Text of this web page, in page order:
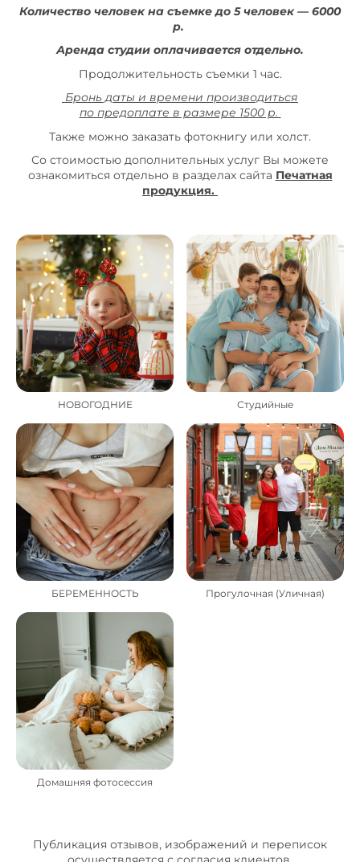
Количество человек на съемке до 5 человек — 6000
р.
Аренда студии оплачивается отдельно.
Продолжительность съемки 1 час.
Бронь даты и времени производиться
по предоплате в размере 1500 р.
Также можно заказать фотокнигу или холст.
Со стоимостью дополнительных услуг Вы можете
ознакомиться отдельно в разделах сайта Печатная
продукция.
НОВОГОДНИЕ Студийные
БЕРЕМЕННОСТЬ Прогулочная (Уличная)
Домашняя фотосессия
Публикация отзывов, изображений и переписок